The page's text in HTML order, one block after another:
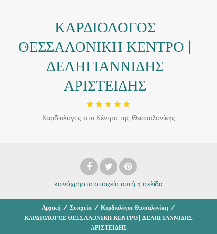
ΚΑΡΔΙΟΛΟΓΟΣ
ΘΕΣΣΑΛΟΝΙΚΗ ΚΕΝΤΡΟ |
ΔΕΛΗΓΙΑΝΝΙΔΗΣ
ΑΡΙΣΤΕΙΔΗΣ
Καρδιολόγος στο Κέντρο της Θεσσαλονίκης
κοινόχρηστο στοιχείο αυτή η σελίδα
Αρχική / Στοιχεία / Καρδιολόγοι Θεσσαλονίκη /
ΚΑΡΔΙΟΛΟΓΟΣ ΘΕΣΣΑΛΟΝΙΚΗ ΚΕΝΤΡΟ | ΔΕΛΗΓΙΑΝΝΙΔΗΣ
ΑΡΙΣΤΕΙΔΗΣ